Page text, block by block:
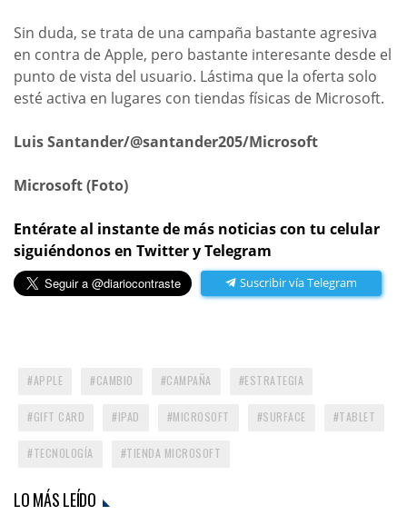
Sin duda, se trata de una campaña bastante agresiva
en contra de Apple, pero bastante interesante desde el
punto de vista del usuario. Lástima que la oferta solo
esté activa en lugares con tiendas físicas de Microsoft.
Luis Santander/@santander205/Microsoft
Microsoft (Foto)
Entérate al instante de más noticias con tu celular
siguiéndonos en Twitter y Telegram
Suscribir vía Telegram
APPLE CAMBIO CAMPAÑA ESTRATEGIA
GIFT CARD IPAD MICROSOFT SURFACE TABLET
TECNOLOGÍA TIENDA MICROSOFT
LO MÁS LEÍDO